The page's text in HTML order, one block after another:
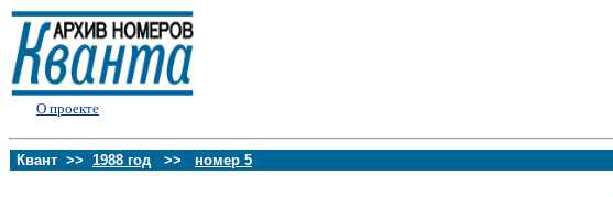
О проекте
Квант >> 1988 год >> номер 5